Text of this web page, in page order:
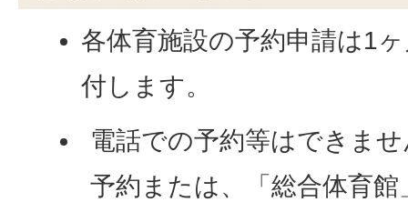
各体育施設の予約申請は1
付します。
電話での予約等はできま
予約または、「総合体育